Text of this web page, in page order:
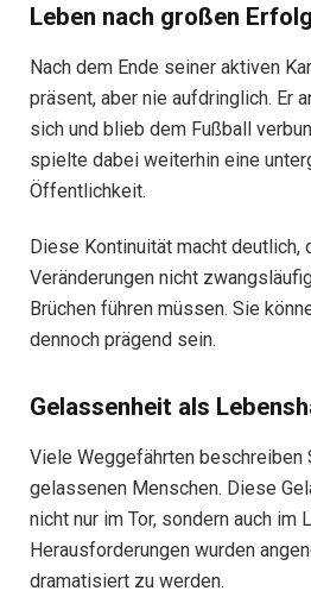
Leben nach großen
Nach dem Ende seiner aktiven
präsent, aber nie aufdringlich. Er
sich und blieb dem Fußball
spielte dabei weiterhin eine
Öffentlichkeit.
Diese Kontinuität macht deutlich,
Veränderungen nicht
Brüchen führen müssen. Sie
dennoch prägend sein.
Gelassenheit als
Viele Weggefährten beschreiben
gelassenen Menschen. Diese
nicht nur im Tor, sondern auch im
Herausforderungen wurden
dramatisiert zu werden.